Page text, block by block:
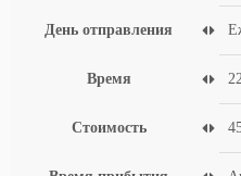
День отправления
Время
Стоимость